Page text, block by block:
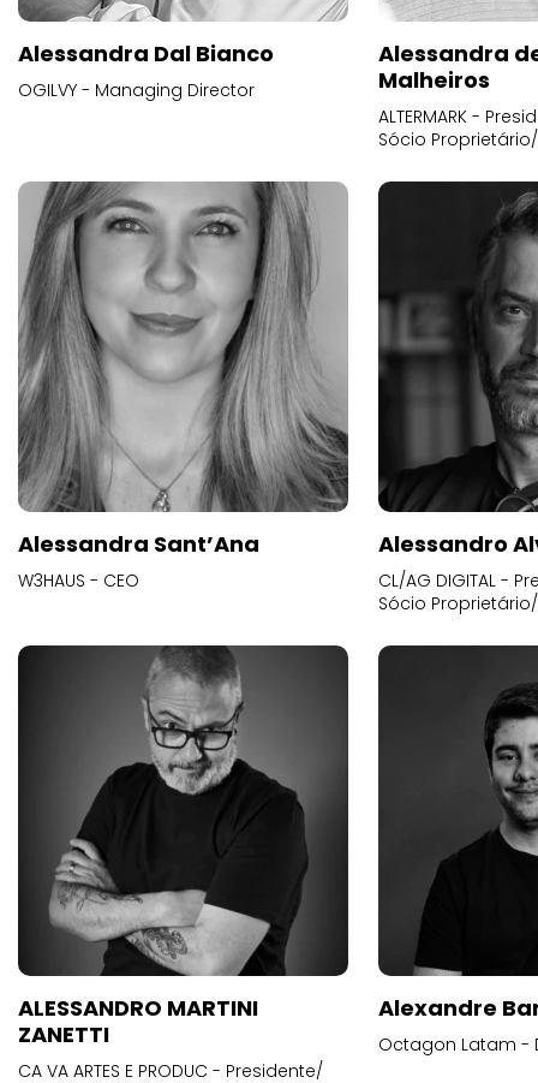
Alessandra Dal Bianco
OGILVY - Managing Director
Alessandra
Malheiros
ALTERMARK -
Sócio
Alessandra Sant’Ana
W3HAUS - CEO
Alessandro
CL/AG DIGITAL -
Sócio
ALESSANDRO MARTINI
ZANETTI
CA VA ARTES E PRODUC - Presidente/
Alexandre
Octagon Latam -